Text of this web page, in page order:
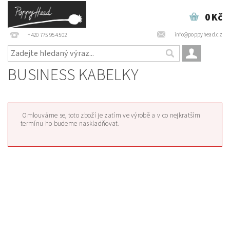
+420 775 954 502 info@poppyhead.cz
0 Kč
BUSINESS KABELKY
Omlouváme se, toto zboží je zatím ve výrobě a v co nejkratším
termínu ho budeme naskladňovat.